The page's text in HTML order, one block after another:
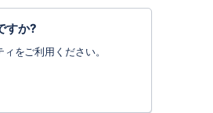
すか?
をご利用ください。